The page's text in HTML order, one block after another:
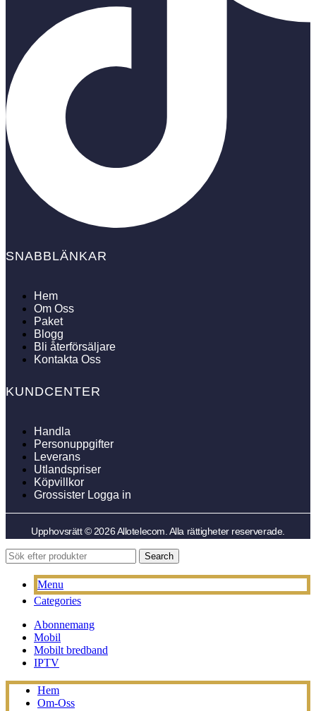
SNABBLÄNKAR
Hem
Om Oss
Paket
Blogg
Bli återförsäljare
Kontakta Oss
KUNDCENTER
Handla
Personuppgifter
Leverans
Utlandspriser
Köpvillkor
Grossister Logga in
Upphovsrätt © 2026 Allotelecom. Alla rättigheter reserverade.
Search
Menu
Categories
Abonnemang
Mobil
Mobilt bredband
IPTV
Hem
Om-Oss